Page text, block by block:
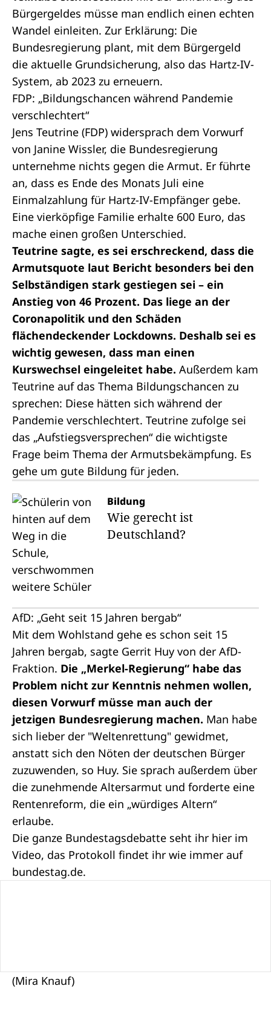
Bürgergeldes müsse man endlich einen echten
Wandel einleiten. Zur Erklärung: Die
Bundesregierung plant, mit dem Bürgergeld
die aktuelle Grundsicherung, also das Hartz-IV-
System, ab 2023 zu erneuern.
FDP: „Bildungschancen während Pandemie
verschlechtert“
Jens Teutrine (FDP) widersprach dem Vorwurf
von Janine Wissler, die Bundesregierung
unternehme nichts gegen die Armut. Er führte
an, dass es Ende des Monats Juli eine
Einmalzahlung für Hartz-IV-Empfänger gebe.
Eine vierköpfige Familie erhalte 600 Euro, das
mache einen großen Unterschied.
Teutrine sagte, es sei erschreckend, dass die
Armutsquote laut Bericht besonders bei den
Selbständigen stark gestiegen sei – ein
Anstieg von 46 Prozent. Das liege an der
Coronapolitik und den Schäden
flächendeckender Lockdowns. Deshalb sei es
wichtig gewesen, dass man einen
Kurswechsel eingeleitet habe. Außerdem kam
Teutrine auf das Thema Bildungschancen zu
sprechen: Diese hätten sich während der
Pandemie verschlechtert. Teutrine zufolge sei
das „Aufstiegsversprechen“ die wichtigste
Frage beim Thema der Armutsbekämpfung. Es
gehe um gute Bildung für jeden.
Bildung
Wie gerecht ist
Deutschland?
AfD: „Geht seit 15 Jahren bergab“
Mit dem Wohlstand gehe es schon seit 15
Jahren bergab, sagte Gerrit Huy von der AfD-
Fraktion. Die „Merkel-Regierung“ habe das
Problem nicht zur Kenntnis nehmen wollen,
diesen Vorwurf müsse man auch der
jetzigen Bundesregierung machen. Man habe
sich lieber der "Weltenrettung" gewidmet,
anstatt sich den Nöten der deutschen Bürger
zuzuwenden, so Huy. Sie sprach außerdem über
die zunehmende Altersarmut und forderte eine
Rentenreform, die ein „würdiges Altern“
erlaube.
Die ganze Bundestagsdebatte seht ihr hier im
Video, das Protokoll findet ihr wie immer auf
bundestag.de.
(Mira Knauf)